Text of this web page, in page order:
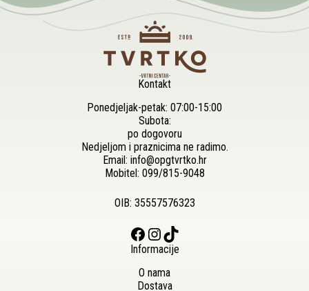
Kontakt
Ponedjeljak-petak: 07:00-15:00
Subota:
po dogovoru
Nedjeljom i praznicima ne radimo.
Email: info@opgtvrtko.hr
Mobitel: 099/815-9048
OIB: 35557576323
Facebook Instagram TikTok
Informacije
O nama
Dostava